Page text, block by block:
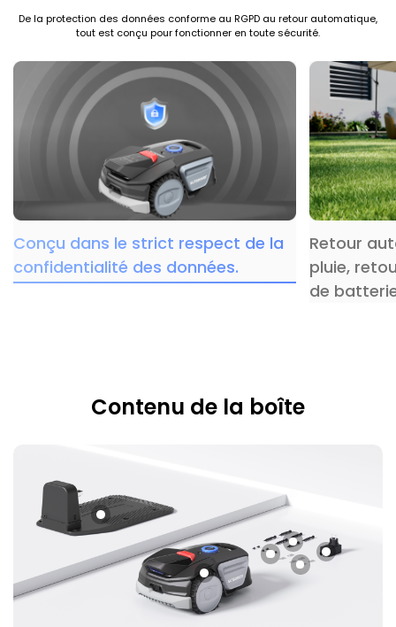
De la protection des données conforme au RGPD au retour automatique,
tout est conçu pour fonctionner en toute sécurité.
Conçu dans le strict respect de la
confidentialité des données.
Retour
pluie,
de
Contenu de la boîte